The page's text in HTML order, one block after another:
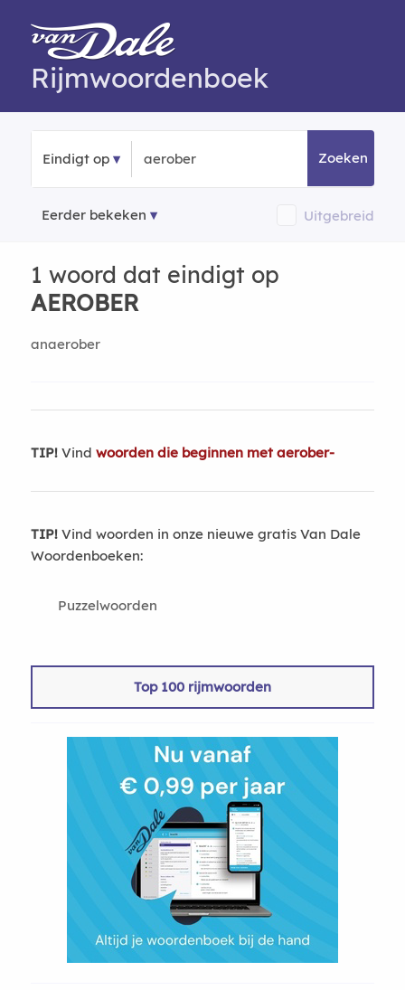
Rijmwoordenboek
Eindigt op Zoeken
Eerder bekeken Uitgebreid
1 woord dat eindigt op
AEROBER
anaerober
TIP!Vind woorden die beginnen met aerober-
TIP!Vind woorden in onze nieuwe gratis Van Dale
Woordenboeken:
Puzzelwoorden
Top 100 rijmwoorden